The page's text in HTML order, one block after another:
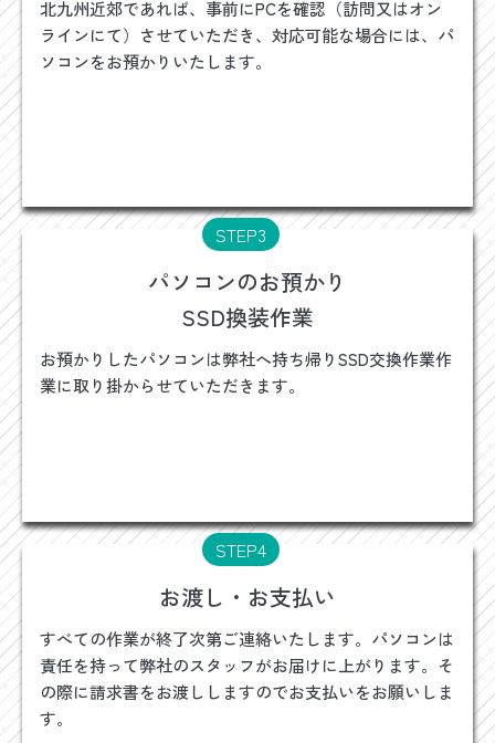
北九州近郊であれば、事前にPCを確認（訪問又はオン
ラインにて）させていただき、対応可能な場合には、パ
ソコンをお預かりいたします。
STEP3
パソコンのお預かり
SSD換装作業
お預かりしたパソコンは弊社へ持ち帰りSSD交換作業作
業に取り掛からせていただきます。
STEP4
お渡し・お支払い
すべての作業が終了次第ご連絡いたします。パソコンは
責任を持って弊社のスタッフがお届けに上がります。そ
の際に請求書をお渡ししますのでお支払いをお願いしま
す。